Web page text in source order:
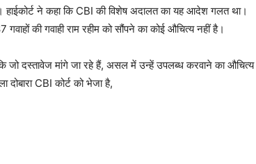
ने कहा कि CBI की विशेष अदालत का यह आदेश गलत था।
की गवाही राम रहीम को सौंपने का कोई औचित्य नहीं है।
जो दस्तावेज मांगे जा रहे हैं, असल में उन्हें उपलब्ध करवाने का औचित्य
CBI कोर्ट को भेजा है,